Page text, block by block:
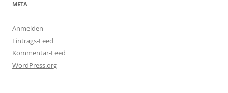
META
Anmelden
Eintrags-Feed
Kommentar-Feed
WordPress.org